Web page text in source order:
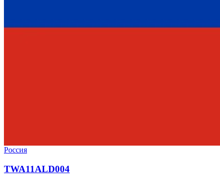
Россия
TWA11ALD004